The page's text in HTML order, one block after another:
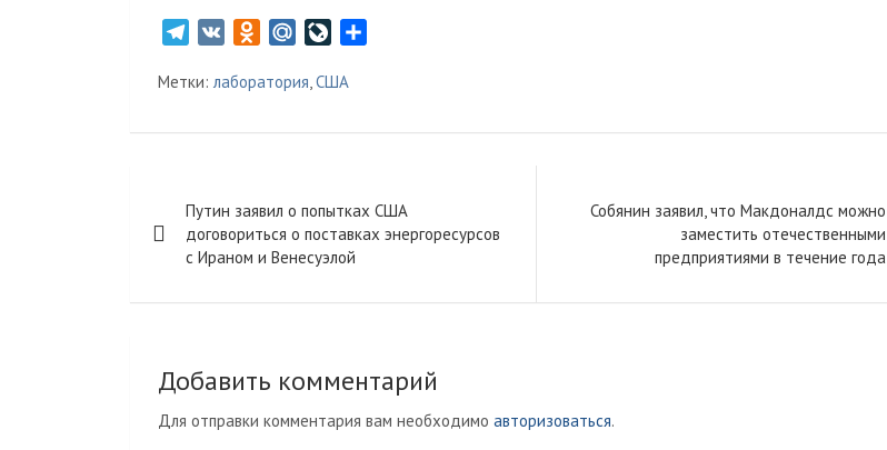
l
g
m
n
k
s
s
i
M
i
.
v
J
r
n
l
а
т
ь
Метки: лаборатория,США
по
записям
Путин заявил о попытках США
договориться о поставках энергоресурсов
с Ираном и Венесуэлой
Собянин заявил, что Макдоналдс можно
заместить отечественными
предприятиями в течение года
Добавить комментарий
Для отправки комментария вам необходимо авторизоваться.